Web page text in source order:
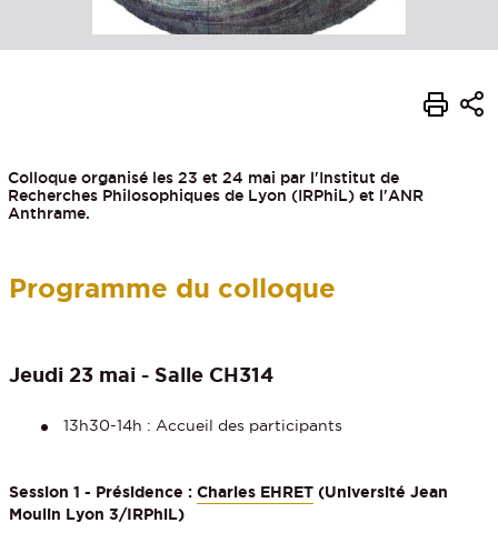
Colloque organisé les 23 et 24 mai par l'Institut de
Recherches Philosophiques de Lyon (IRPhiL) et l'ANR
Anthrame.
Programme du colloque
Jeudi 23 mai - Salle CH314
13h30-14h : Accueil des participants
Session 1 - Présidence :Charles EHRET (Université Jean
Moulin Lyon 3/IRPhiL)